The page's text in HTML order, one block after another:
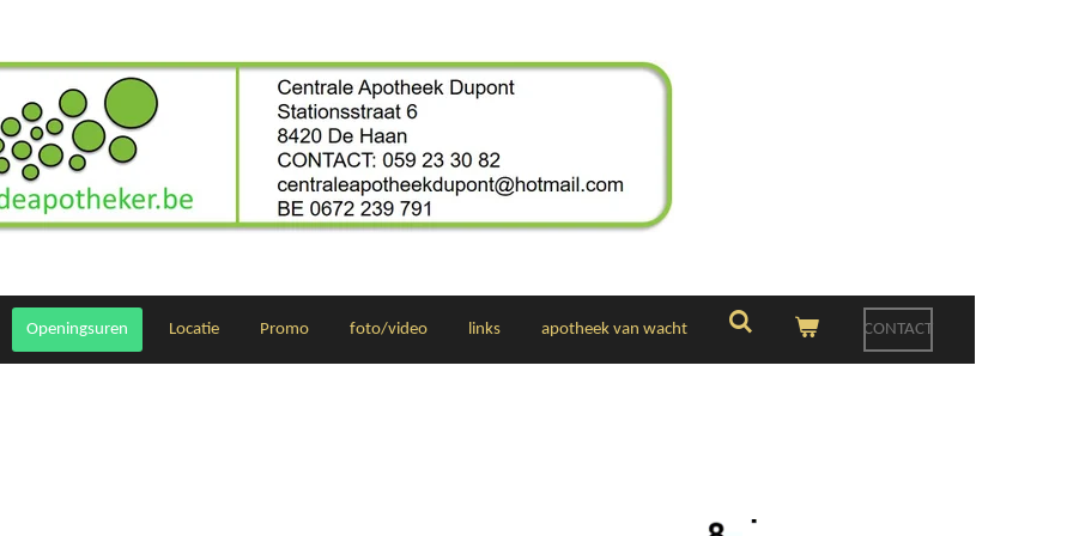
Openingsuren Locatie Promo foto/video links apotheek van wacht CONTACT